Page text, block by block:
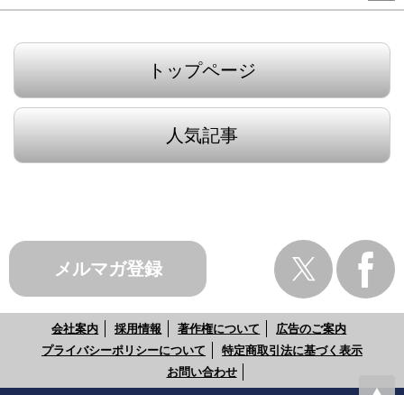
トップページ
人気記事
メルマガ登録
会社案内 採用情報 著作権について
広告のご案内
プライバシーポリシーについて
特定商取引法に基づく表示
お問い合わせ